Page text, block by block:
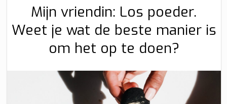
Mijn vriendin: Los poeder.
Weet je wat de beste manier is
om het op te doen?